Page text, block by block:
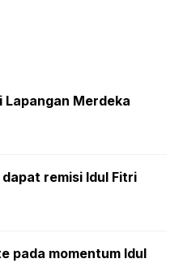
Lapangan Merdeka
remisi Idul Fitri
pada momentum Idul